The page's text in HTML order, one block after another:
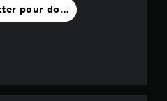
pour donner un avis